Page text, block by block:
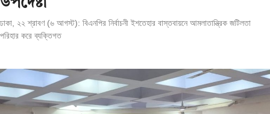
উপদেষ্টা
ঢাকা, ২২ শ্রাবণ (৬ আগস্ট): বিএনপির নির্বাচনী ইশতেহার বাস্তবায়নে আমলাতান্ত্রিক জটিলতা
পরিহার করে ব্যক্তিগত